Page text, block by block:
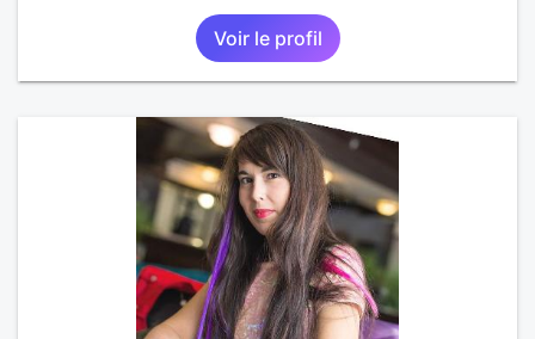
Voir le profil